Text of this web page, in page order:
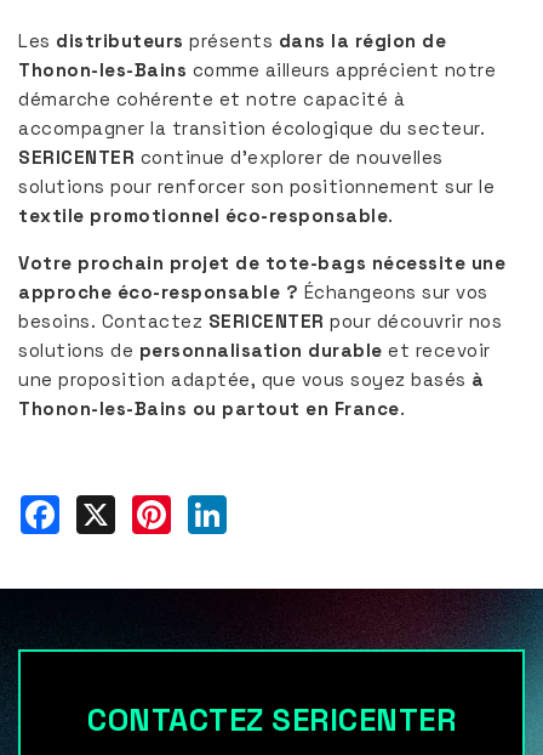
Les distributeurs présents dans la région de
Thonon-les-Bains comme ailleurs apprécient notre
démarche cohérente et notre capacité à
accompagner la transition écologique du secteur.
SERICENTER continue d’explorer de nouvelles
solutions pour renforcer son positionnement sur le
textile promotionnel éco-responsable.
Votre prochain projet de tote-bags nécessite une
approche éco-responsable ? Échangeons sur vos
besoins. Contactez SERICENTER pour découvrir nos
solutions de personnalisation durable et recevoir
une proposition adaptée, que vous soyez basés à
Thonon-les-Bains ou partout en France.
Facebook
X Pinterest
CONTACTEZ SERICENTER